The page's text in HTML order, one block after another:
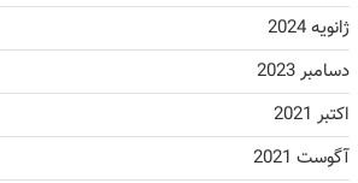
ژانویه 2024
دسامبر 2023
اکتبر 2021
آگوست 2021